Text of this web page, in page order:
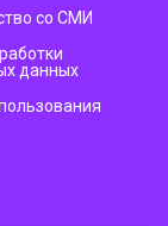
со СМИ
данных